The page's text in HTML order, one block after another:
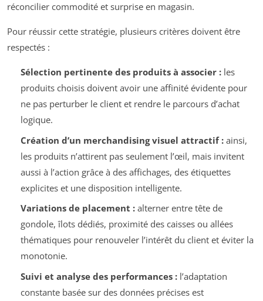
réconcilier commodité et surprise en magasin.
Pour réussir cette stratégie, plusieurs critères doivent être
respectés :
Sélection pertinente des produits à associer :les
produits choisis doivent avoir une affinité évidente pour
ne pas perturber le client et rendre le parcours d’achat
logique.
Création d’un merchandising visuel attractif :ainsi,
les produits n’attirent pas seulement l’œil, mais invitent
aussi à l’action grâce à des affichages, des étiquettes
explicites et une disposition intelligente.
Variations de placement :alterner entre tête de
gondole, îlots dédiés, proximité des caisses ou allées
thématiques pour renouveler l’intérêt du client et éviter la
monotonie.
Suivi et analyse des performances :l’adaptation
constante basée sur des données précises est